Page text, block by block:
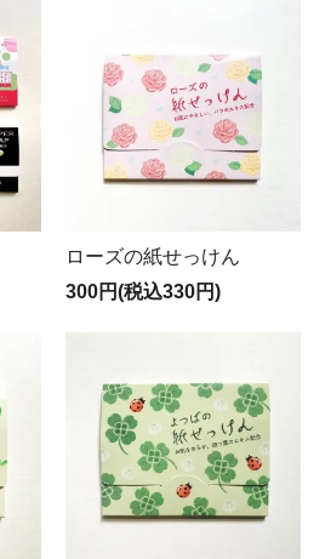
ローズの紙せっけん
300円(税込330円)